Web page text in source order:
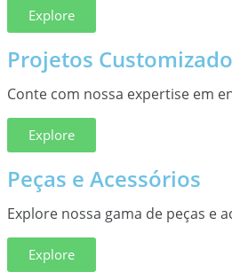
Explore
Projetos
Conte com nossa expertise em
Explore
Peças e Acessórios
Explore nossa gama de peças e
Explore